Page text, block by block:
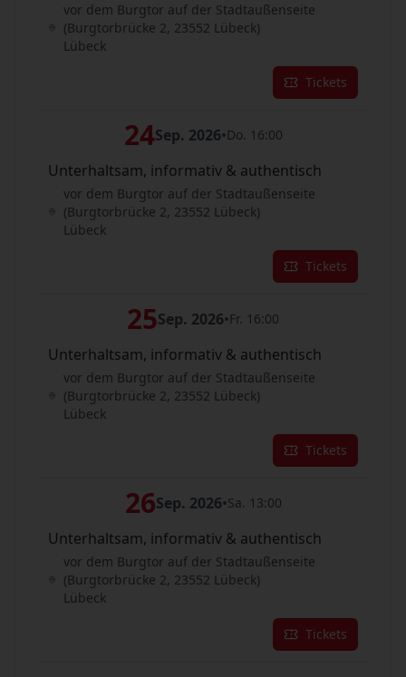
vor dem Burgtor auf der Stadtaußenseite
(Burgtorbrücke 2, 23552 Lübeck)
Lübeck
Tickets
24Sep. 2026•Do. 16:00
Unterhaltsam, informativ & authentisch
vor dem Burgtor auf der Stadtaußenseite
(Burgtorbrücke 2, 23552 Lübeck)
Lübeck
Tickets
25Sep. 2026•Fr. 16:00
Unterhaltsam, informativ & authentisch
vor dem Burgtor auf der Stadtaußenseite
(Burgtorbrücke 2, 23552 Lübeck)
Lübeck
Tickets
26Sep. 2026•Sa. 13:00
Unterhaltsam, informativ & authentisch
vor dem Burgtor auf der Stadtaußenseite
(Burgtorbrücke 2, 23552 Lübeck)
Lübeck
Tickets